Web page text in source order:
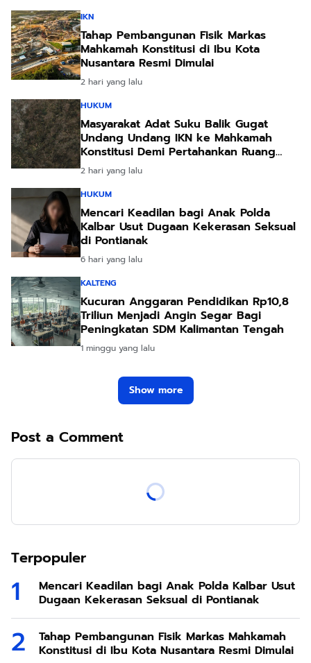
IKN
Tahap Pembangunan Fisik Markas
Mahkamah Konstitusi di Ibu Kota
Nusantara Resmi Dimulai
2 hari yang lalu
HUKUM
Masyarakat Adat Suku Balik Gugat
Undang Undang IKN ke Mahkamah
Konstitusi Demi Pertahankan Ruang
Hidup Leluhur
2 hari yang lalu
HUKUM
Mencari Keadilan bagi Anak Polda
Kalbar Usut Dugaan Kekerasan Seksual
di Pontianak
6 hari yang lalu
KALTENG
Kucuran Anggaran Pendidikan Rp10,8
Triliun Menjadi Angin Segar Bagi
Peningkatan SDM Kalimantan Tengah
1 minggu yang lalu
Show more
Post a Comment
Terpopuler
Mencari Keadilan bagi Anak Polda Kalbar Usut
Dugaan Kekerasan Seksual di Pontianak
Tahap Pembangunan Fisik Markas Mahkamah
Konstitusi di Ibu Kota Nusantara Resmi Dimulai